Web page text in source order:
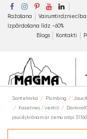
Ražošana Vairumtirdzniecība
Izpārdošana līdz −60%
Blogs
Kontakti
Santehnika Plumbing
Kasetnes / ventiļi
jaucējkrānam ar zemu snīpi